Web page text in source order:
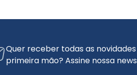
Quer receber todas as
primeira mão? Assine nossa